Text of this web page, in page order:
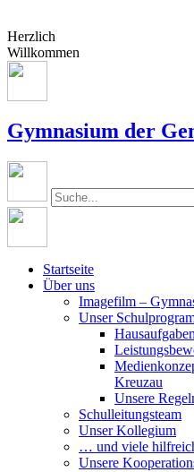
Herzlich
Willkommen
Gymnasium der
Startseite
Über uns
Imagefilm –
Unser
Kreuzau
Unsere
Schulleitungsteam
Unser Kollegium
… und viele
Unsere